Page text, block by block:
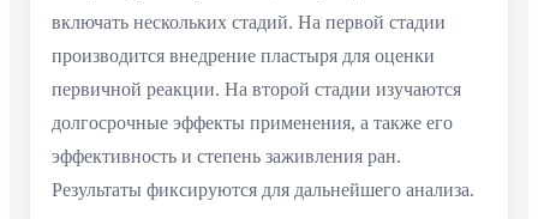
включать нескольких стадий. На первой стадии
производится внедрение пластыря для оценки
первичной реакции. На второй стадии изучаются
долгосрочные эффекты применения, а также его
эффективность и степень заживления ран.
Результаты фиксируются для дальнейшего анализа.